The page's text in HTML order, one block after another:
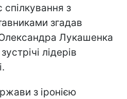
спілкування з
згадав
Лукашенка
лідерів
з іронією